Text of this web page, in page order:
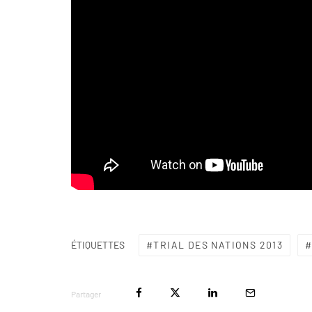
ÉTIQUETTES TRIAL DES NATIONS 2013
Partager